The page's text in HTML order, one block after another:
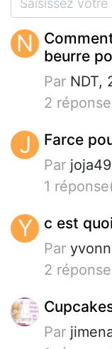
N
beurre
Par NDT,
2
J Farce
Par
1
Y c est
Par
2
Par